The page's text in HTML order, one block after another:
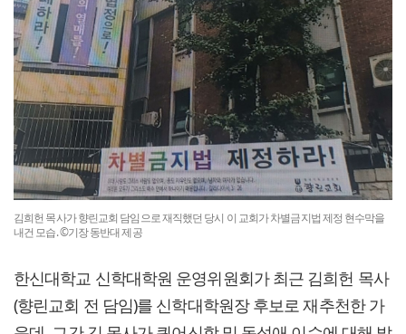
김희헌 목사가 향린교회 담임으로 재직했던 당시 이 교회가 차별금지법 제정 현수막을
내건 모습. ©기장 동반대 제공
한신대학교 신학대학원 운영위원회가 최근 김희헌 목사
(향린교회 전 담임)를 신학대학원장 후보로 재추천한 가